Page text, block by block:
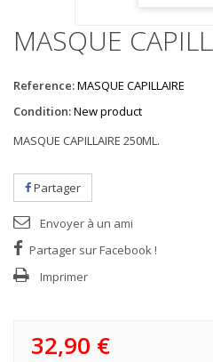
MASQUE
Reference:MASQUE CAPILLAIRE
Condition:New product
MASQUE CAPILLAIRE 250ML.
Partager
Envoyer à un ami
Partager sur Facebook !
Imprimer
32,90 €